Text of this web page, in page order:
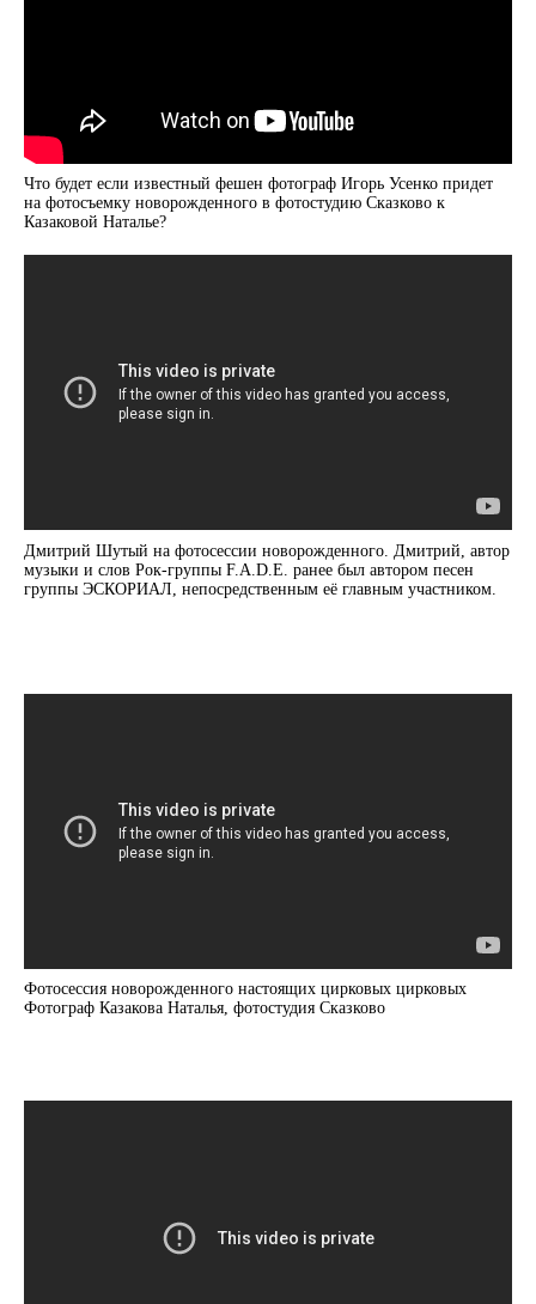
Что будет если известный фешен фотограф Игорь Усенко придет
на фотосъемку новорожденного в фотостудию Сказково к
Казаковой Наталье?
Дмитрий Шутый на фотосессии новорожденного. Дмитрий, автор
музыки и слов Рок-группы F.A.D.E. ранее был автором песен
группы ЭСКОРИАЛ, непосредственным её главным участником.
Фотосессия новорожденного настоящих цирковых цирковых
Фотограф Казакова Наталья, фотостудия Сказково